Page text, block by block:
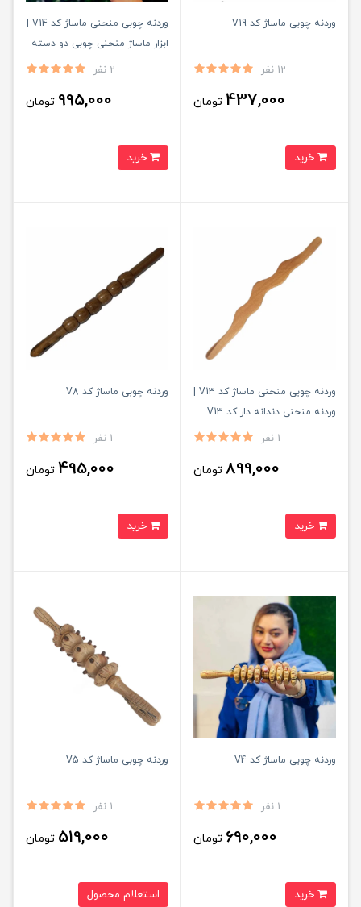
وردنه چوبی ماساژ کد V19
12 نفر
437,000 تومان
وردنه چوبی منحنی ماساژ کد V14 |
ابزار ماساژ منحنی چوبی دو دسته
2 نفر
995,000 تومان
وردنه چوبی منحنی ماساژ کد V13 |
وردنه منحنی دندانه دار کد V13
1 نفر
899,000 تومان
وردنه چوبی ماساژ کد V8
1 نفر
495,000 تومان
وردنه چوبی ماساژ کد V4
1 نفر
690,000 تومان
وردنه چوبی ماساژ کد V5
1 نفر
519,000 تومان
استعلام محصول